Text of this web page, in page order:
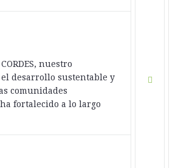
nuestro
desarrollo sustentable y
comunidades
fortalecido a lo largo